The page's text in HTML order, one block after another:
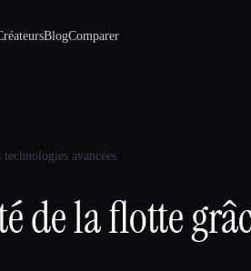
BlogComparer
avancées
de la flotte